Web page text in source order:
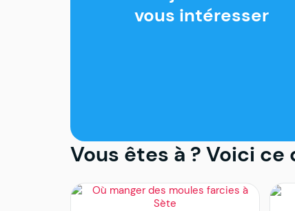
vous intéresser
Vous êtes à ? Voici ce